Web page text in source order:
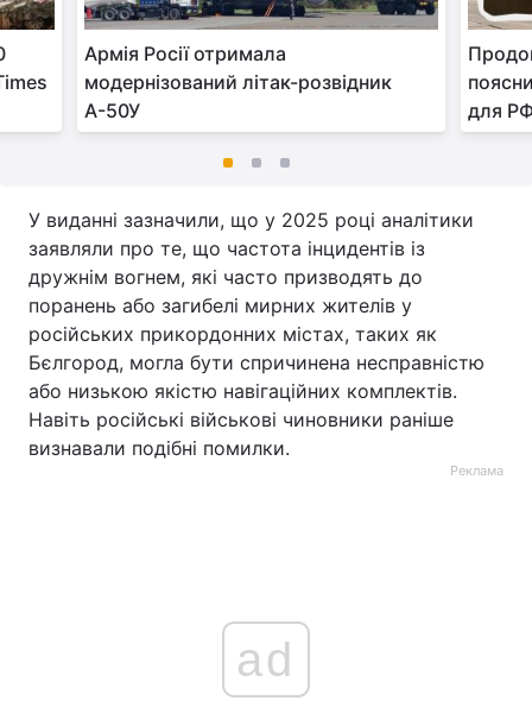
Армія Росії отримала
модернізований літак-розвідник
А-50У
для
У виданні зазначили, що у 2025 році аналітики
заявляли про те, що частота інцидентів із
дружнім вогнем, які часто призводять до
поранень або загибелі мирних жителів у
російських прикордонних містах, таких як
Бєлгород, могла бути спричинена несправністю
або низькою якістю навігаційних комплектів.
Навіть російські військові чиновники раніше
визнавали подібні помилки.
Реклама
ad